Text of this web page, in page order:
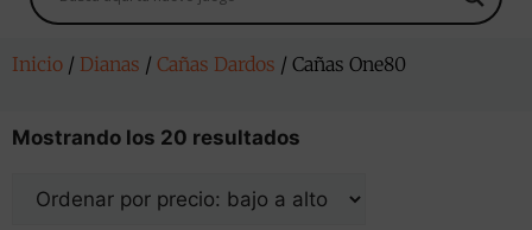
Inicio / Dianas / Cañas Dardos / Cañas One80
Mostrando los 20 resultados